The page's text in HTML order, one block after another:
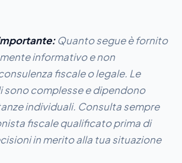
Quanto segue è fornito
informativo e non
fiscale o legale. Le
sono complesse e dipendono
individuali. Consulta sempre
fiscale qualificato prima di
in merito alla tua situazione